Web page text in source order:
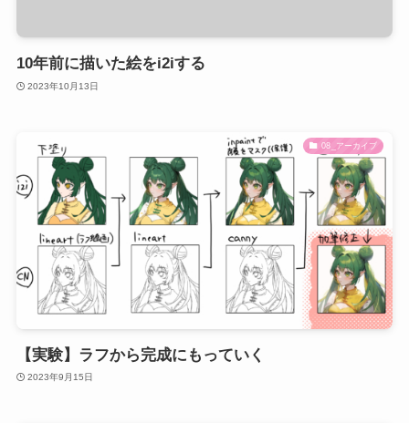
10年前に描いた絵をi2iする
2023年10月13日
08_アーカイブ
【実験】ラフから完成にもっていく
2023年9月15日